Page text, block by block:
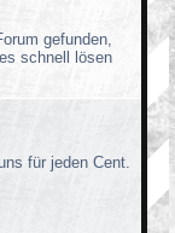
gefunden,
schnell lösen
für jeden Cent.